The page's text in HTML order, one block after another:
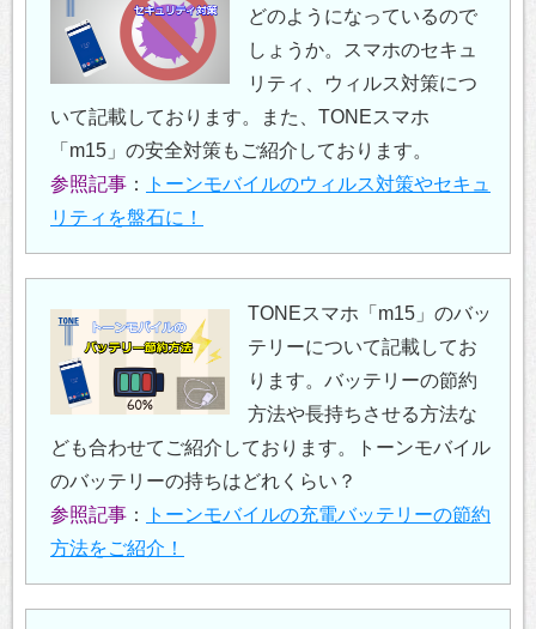
どのようになっているので
しょうか。スマホのセキュ
リティ、ウィルス対策につ
いて記載しております。また、TONEスマホ
「m15」の安全対策もご紹介しております。
参照記事 ：
トーンモバイルのウィルス対策やセキュ
リティを盤石に！
TONEスマホ「m15」のバッ
テリーについて記載してお
ります。バッテリーの節約
方法や長持ちさせる方法な
ども合わせてご紹介しております。トーンモバイル
のバッテリーの持ちはどれくらい？
参照記事 ：
トーンモバイルの充電バッテリーの節約
方法をご紹介！